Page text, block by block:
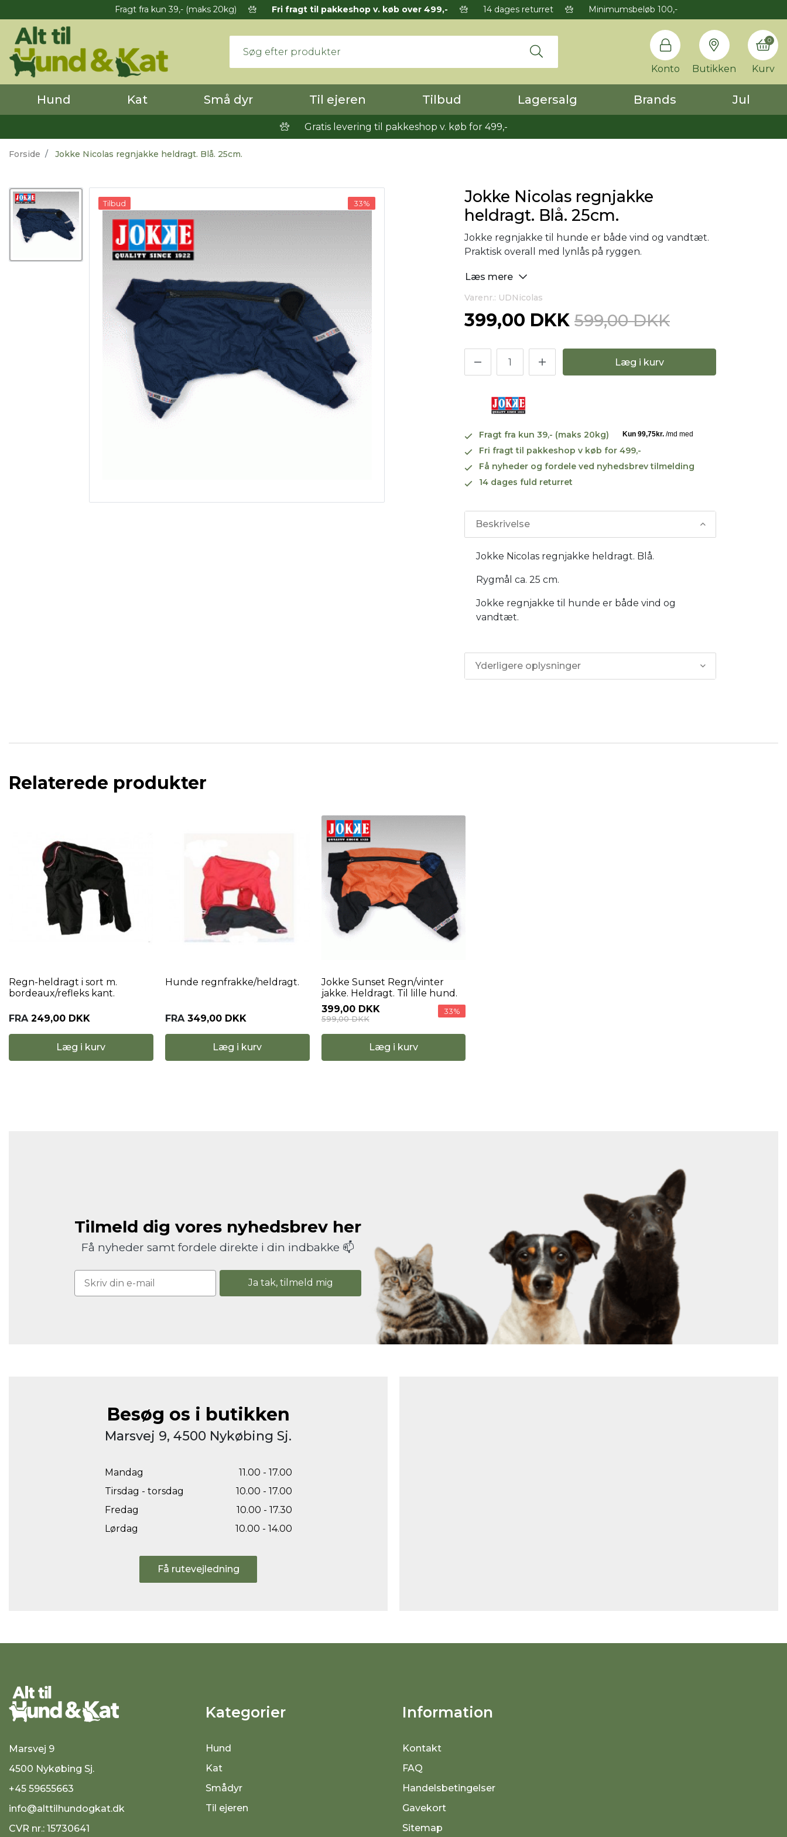
Fragt fra kun 39,- (maks 20kg) Fri fragt til pakkeshop v. køb over 499,- 14 dages returret Minimumsbeløb 100,-
Konto Butikken Kurv
0
Hund Kat Små dyr Til ejeren Tilbud Lagersalg Brands Jul
Gratis levering til pakkeshop v. køb for 499,-
Forside Jokke Nicolas regnjakke heldragt. Blå. 25cm.
Tilbud 33%
Jokke Nicolas regnjakke
heldragt. Blå. 25cm.
Jokke regnjakke til hunde er både vind og vandtæt.
Praktisk overall med lynlås på ryggen.
Læs mere
Varenr.: UDNicolas
399,00 DKK 599,00 DKK
Læg i kurv
Fragt fra kun 39,- (maks 20kg)
Fri fragt til pakkeshop v køb for 499,-
Få nyheder og fordele ved nyhedsbrev tilmelding
14 dages fuld returret
Beskrivelse
Jokke Nicolas regnjakke heldragt. Blå.
Rygmål ca. 25 cm.
Jokke regnjakke til hunde er både vind og
vandtæt.
Yderligere oplysninger
Relaterede produkter
Regn-heldragt i sort m.
bordeaux/refleks kant.
FRA 249,00 DKK
Læg i kurv
Hunde regnfrakke/heldragt.
FRA 349,00 DKK
Læg i kurv
Jokke Sunset Regn/vinter
jakke. Heldragt. Til lille hund.
399,00 DKK
599,00 DKK
33%
Læg i kurv
Tilmeld dig vores nyhedsbrev her
Få nyheder samt fordele direkte i din indbakke 📫
Ja tak, tilmeld mig
Besøg os i butikken
Marsvej 9, 4500 Nykøbing Sj.
Mandag
11.00 - 17.00
Tirsdag - torsdag
10.00 - 17.00
Fredag
10.00 - 17.30
Lørdag
10.00 - 14.00
Få rutevejledning
Marsvej 9
4500 Nykøbing Sj.
+45 59655663
info@alttilhundogkat.dk
CVR nr.: 15730641
Kategorier
Hund
Kat
Smådyr
Til ejeren
Information
Kontakt
FAQ
Handelsbetingelser
Gavekort
Sitemap